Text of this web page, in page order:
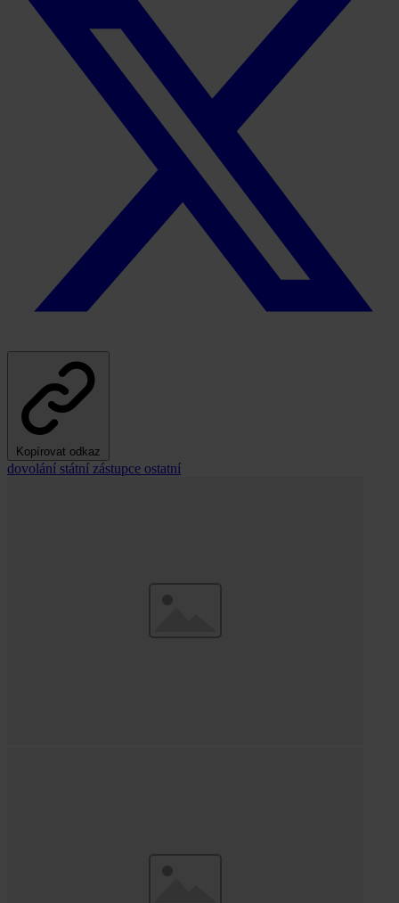
Kopírovat odkaz
dovolání státní zástupce ostatní